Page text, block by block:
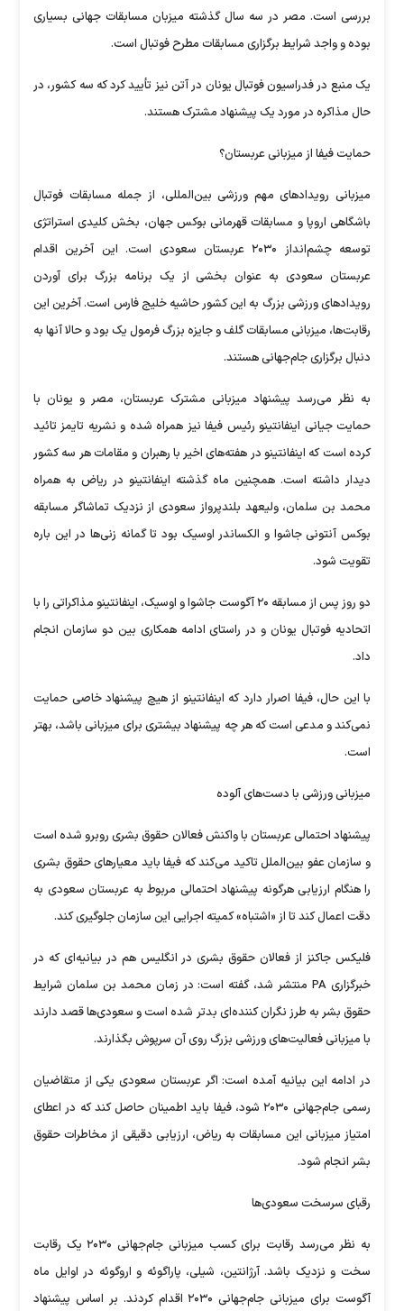
بررسی است. مصر در سه سال گذشته میزبان مسابقات جهانی بسیاری
بوده و واجد شرایط برگزاری مسابقات مطرح فوتبال است.
یک منبع در فدراسیون فوتبال یونان در آتن نیز تأیید کرد که سه کشور، در
حال مذاکره در مورد یک پیشنهاد مشترک هستند.
حمایت فیفا از میزبانی عربستان؟
میزبانی رویدادهای مهم ورزشی بین‌المللی، از جمله مسابقات فوتبال
باشگاهی اروپا و مسابقات قهرمانی بوکس جهان، بخش کلیدی استراتژی
توسعه چشم‌انداز ۲۰۳۰ عربستان سعودی است. این آخرین اقدام
عربستان سعودی به عنوان بخشی از یک برنامه بزرگ برای آوردن
رویدادهای ورزشی بزرگ به این کشور حاشیه خلیج فارس است. آخرین این
رقابت‌ها، میزبانی مسابقات گلف و جایزه بزرگ فرمول یک بود و حالا آنها به
دنبال برگزاری جام‌جهانی هستند.
به نظر می‌رسد پیشنهاد میزبانی مشترک عربستان، مصر و یونان با
حمایت جیانی اینفانتینو رئیس فیفا نیز همراه شده و نشریه تایمز تائید
کرده است که اینفانتینو در هفته‌های اخیر با رهبران و مقامات هر سه کشور
دیدار داشته است. همچنین ماه گذشته اینفانتینو در ریاض به همراه
محمد بن سلمان، ولیعهد بلندپرواز سعودی از نزدیک تماشاگر مسابقه
بوکس آنتونی جاشوا و الکساندر اوسیک بود تا گمانه زنی‌ها در این باره
تقویت شود.
دو روز پس از مسابقه ۲۰ آگوست جاشوا و اوسیک، اینفانتینو مذاکراتی را با
اتحادیه فوتبال یونان و در راستای ادامه همکاری بین دو سازمان انجام
داد.
با این حال، فیفا اصرار دارد که اینفانتینو از هیچ پیشنهاد خاصی حمایت
نمی‌کند و مدعی است که هر چه پیشنهاد بیشتری برای میزبانی باشد، بهتر
است.
میزبانی ورزشی با دست‌های آلوده
پیشنهاد احتمالی عربستان با واکنش فعالان حقوق بشری روبرو شده است
و سازمان عفو بین‌الملل تاکید می‌کند که فیفا باید معیارهای حقوق بشری
را هنگام ارزیابی هرگونه پیشنهاد احتمالی مربوط به عربستان سعودی به‌
دقت اعمال کند تا از «اشتباه» کمیته اجرایی این سازمان جلوگیری کند.
فلیکس جاکنز از فعالان حقوق بشری در انگلیس هم در بیانیه‌ای که در
خبرگزاری PA منتشر شد، گفته است: در زمان محمد بن سلمان شرایط
حقوق بشر به طرز نگران کننده‌ای بدتر شده است و سعودی‌ها قصد دارند
با میزبانی فعالیت‌های ورزشی بزرگ روی آن سرپوش بگذارند.
در ادامه این بیانیه آمده است: اگر عربستان سعودی یکی از متقاضیان
رسمی جام‌جهانی ۲۰۳۰ شود، فیفا باید اطمینان حاصل کند که در اعطای
امتیاز میزبانی این مسابقات به ریاض، ارزیابی دقیقی از مخاطرات حقوق
بشر انجام شود.
رقبای سرسخت سعودی‌ها
به نظر می‌رسد رقابت برای کسب میزبانی جام‌جهانی ۲۰۳۰ یک رقابت
سخت و نزدیک باشد. آرژانتین، شیلی، پاراگوئه و اروگوئه در اوایل ماه
آگوست برای میزبانی جام‌جهانی ۲۰۳۰ اقدام کردند. بر اساس پیشنهاد